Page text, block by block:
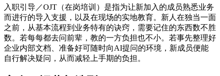
入职引导／OJT（在岗培训）是指为让新加入的成员熟悉业务
而进行的导入支援，以及在现场的实地教育。新人在独当一面
之前，从基本流程到业务特有的诀窍，需要记住的东西数不胜
数。若每每都去问前辈，教的一方负担也不小。若事先整理好
企业内部文档、准备好可随时向AI提问的环境，新成员便能
自行解决疑问，从而减轻上手期的负担。